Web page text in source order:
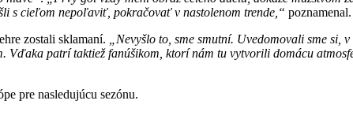
s cieľom nepoľaviť, pokračovať v nastolenom trende,“ poznamenal.
zostali sklamaní.
„Nevyšlo to, sme smutní. Uvedomovali sme
Vďaka patrí taktiež fanúšikom, ktorí nám tu vytvorili domácu
pre nasledujúcu sezónu.